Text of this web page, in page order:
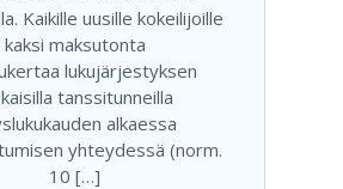
Kaikille uusille kokeilijoille
kaksi maksutonta
lukujärjestyksen
tanssitunneilla
alkaessa
yhteydessä (norm.
10 […]